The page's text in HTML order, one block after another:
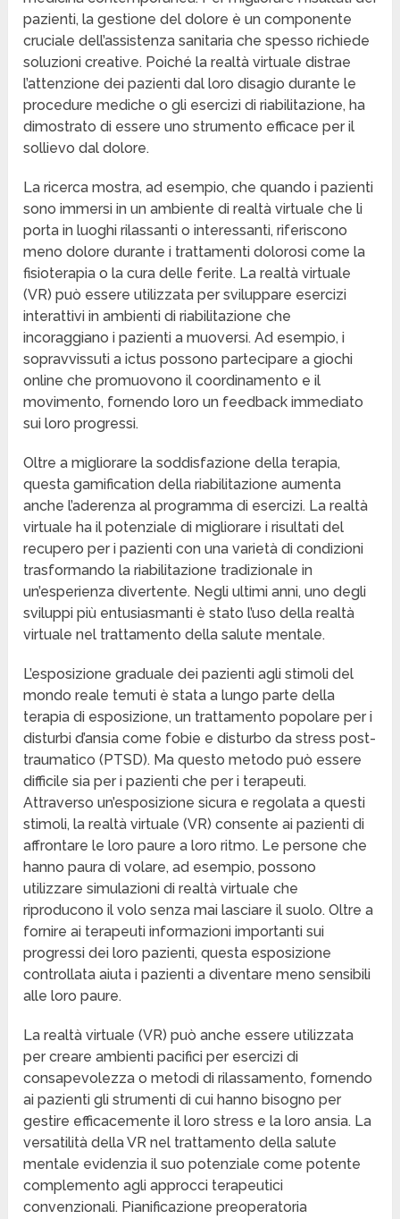
pazienti, la gestione del dolore è un componente
cruciale dell’assistenza sanitaria che spesso richiede
soluzioni creative. Poiché la realtà virtuale distrae
l’attenzione dei pazienti dal loro disagio durante le
procedure mediche o gli esercizi di riabilitazione, ha
dimostrato di essere uno strumento efficace per il
sollievo dal dolore.
La ricerca mostra, ad esempio, che quando i pazienti
sono immersi in un ambiente di realtà virtuale che li
porta in luoghi rilassanti o interessanti, riferiscono
meno dolore durante i trattamenti dolorosi come la
fisioterapia o la cura delle ferite. La realtà virtuale
(VR) può essere utilizzata per sviluppare esercizi
interattivi in ambienti di riabilitazione che
incoraggiano i pazienti a muoversi. Ad esempio, i
sopravvissuti a ictus possono partecipare a giochi
online che promuovono il coordinamento e il
movimento, fornendo loro un feedback immediato
sui loro progressi.
Oltre a migliorare la soddisfazione della terapia,
questa gamification della riabilitazione aumenta
anche l’aderenza al programma di esercizi. La realtà
virtuale ha il potenziale di migliorare i risultati del
recupero per i pazienti con una varietà di condizioni
trasformando la riabilitazione tradizionale in
un’esperienza divertente. Negli ultimi anni, uno degli
sviluppi più entusiasmanti è stato l’uso della realtà
virtuale nel trattamento della salute mentale.
L’esposizione graduale dei pazienti agli stimoli del
mondo reale temuti è stata a lungo parte della
terapia di esposizione, un trattamento popolare per i
disturbi d’ansia come fobie e disturbo da stress post-
traumatico (PTSD). Ma questo metodo può essere
difficile sia per i pazienti che per i terapeuti.
Attraverso un’esposizione sicura e regolata a questi
stimoli, la realtà virtuale (VR) consente ai pazienti di
affrontare le loro paure a loro ritmo. Le persone che
hanno paura di volare, ad esempio, possono
utilizzare simulazioni di realtà virtuale che
riproducono il volo senza mai lasciare il suolo. Oltre a
fornire ai terapeuti informazioni importanti sui
progressi dei loro pazienti, questa esposizione
controllata aiuta i pazienti a diventare meno sensibili
alle loro paure.
La realtà virtuale (VR) può anche essere utilizzata
per creare ambienti pacifici per esercizi di
consapevolezza o metodi di rilassamento, fornendo
ai pazienti gli strumenti di cui hanno bisogno per
gestire efficacemente il loro stress e la loro ansia. La
versatilità della VR nel trattamento della salute
mentale evidenzia il suo potenziale come potente
complemento agli approcci terapeutici
convenzionali. Pianificazione preoperatoria